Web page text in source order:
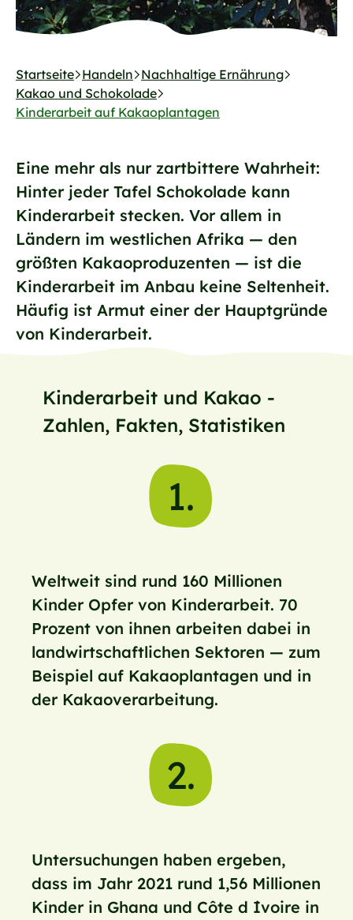
Startseite Handeln Nachhaltige Ernährung
Kakao und Schokolade
Kinderarbeit auf Kakaoplantagen
Eine mehr als nur zartbittere Wahrheit:
Hinter jeder Tafel Schokolade kann
Kinderarbeit stecken. Vor allem in
Ländern im westlichen Afrika — den
größten Kakaoproduzenten — ist die
Kinderarbeit im Anbau keine Seltenheit.
Häufig ist Armut einer der Hauptgründe
von Kinderarbeit.
Kinderarbeit und Kakao -
Zahlen, Fakten, Statistiken
1.
Weltweit sind rund 160 Millionen
Kinder Opfer von Kinderarbeit. 70
Prozent von ihnen arbeiten dabei in
landwirtschaftlichen Sektoren — zum
Beispiel auf Kakaoplantagen und in
der Kakaoverarbeitung.
2.
Untersuchungen haben ergeben,
dass im Jahr 2021 rund 1,56 Millionen
Kinder in Ghana und Côte d ́Ivoire in